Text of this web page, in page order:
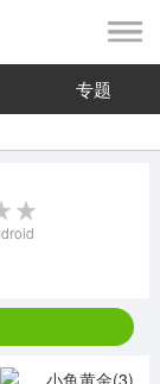
专题